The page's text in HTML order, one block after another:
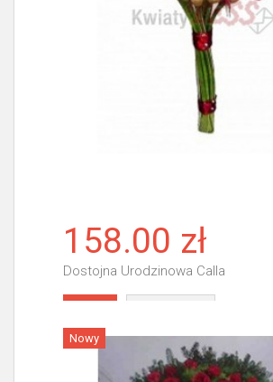
158.00 zł
Dostojna Urodzinowa Calla
Nowy